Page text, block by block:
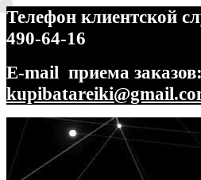
Телефон клиентской
490-64-16
E-mail приема заказов:
Перейти
навигации
Перейти
содержимому